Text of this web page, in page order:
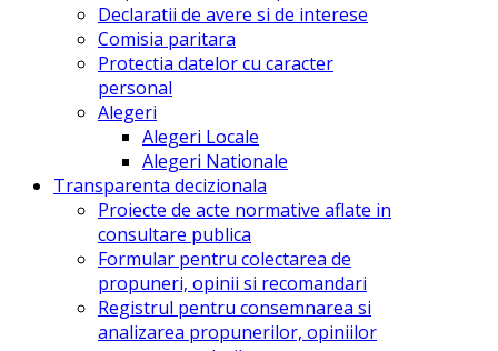
Declaratii de avere si de interese
Comisia paritara
Protectia datelor cu caracter
personal
Alegeri
Alegeri Locale
Alegeri Nationale
Transparenta decizionala
Proiecte de acte normative aflate in
consultare publica
Formular pentru colectarea de
propuneri, opinii si recomandari
Registrul pentru consemnarea si
analizarea propunerilor, opiniilor